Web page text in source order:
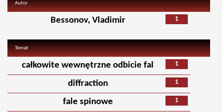
Autor
1
Bessonov, Vladimir
Temat
1
całkowite wewnętrzne odbicie fal
1
diffraction
1
fale spinowe